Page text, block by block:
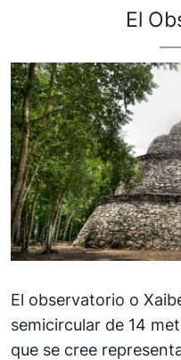
El
El observatorio o
semicircular de 14
que se cree